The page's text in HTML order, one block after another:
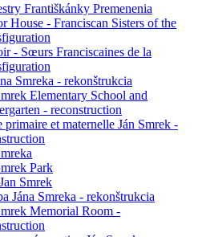
Františkánky Premenenia
House - Franciscan Sisters of the
- Sœurs Franciscaines de la
Smreka - rekonštrukcia
Elementary School and
- reconstruction
primaire et maternelle Ján Smrek -
Park
Smrek
Jána Smreka - rekonštrukcia
Memorial Room -